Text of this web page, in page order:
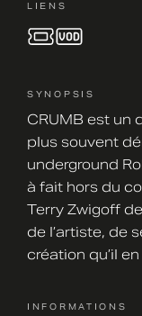
LIENS
SYNOPSIS
CRUMB est un
plus souvent
underground
à fait hors du
Terry Zwigoff
de l’artiste, de
création qu’il
INFORMATIONS